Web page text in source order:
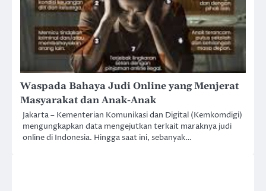
Waspada Bahaya Judi Online yang Menjerat
Masyarakat dan Anak-Anak
Jakarta – Kementerian Komunikasi dan Digital (Kemkomdigi)
mengungkapkan data mengejutkan terkait maraknya judi
online di Indonesia. Hingga saat ini, sebanyak…